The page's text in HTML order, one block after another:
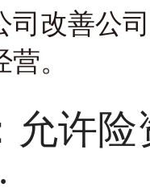
司改善公
。
允许